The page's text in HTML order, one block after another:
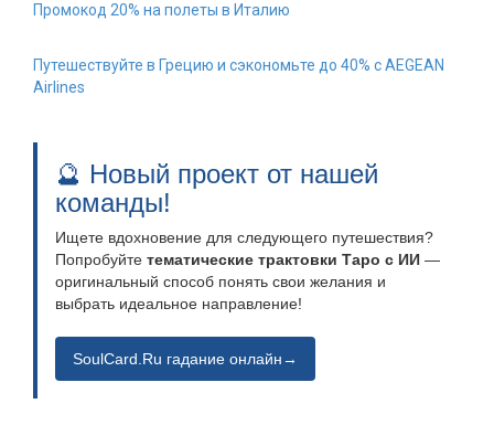
Промокод 20% на полеты в Италию
Путешествуйте в Грецию и сэкономьте до 40% с AEGEAN
Airlines
🔮 Новый проект от нашей
команды!
Ищете вдохновение для следующего путешествия?
Попробуйте тематические трактовки Таро с ИИ —
оригинальный способ понять свои желания и
выбрать идеальное направление!
SoulCard.Ru гадание онлайн→